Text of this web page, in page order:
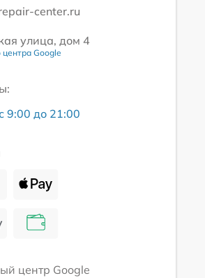
center.ru
улица, дом 4
Google
9:00 до 21:00
центр Google